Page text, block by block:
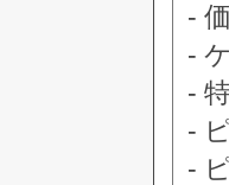
-
-
-
-
-